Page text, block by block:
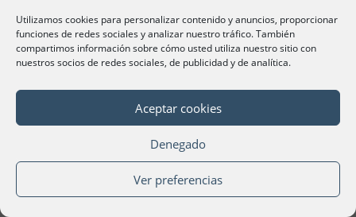
Utilizamos cookies para personalizar contenido y anuncios, proporcionar
funciones de redes sociales y analizar nuestro tráfico. También
compartimos información sobre cómo usted utiliza nuestro sitio con
nuestros socios de redes sociales, de publicidad y de analítica.
Aceptar cookies
Denegado
Ver preferencias
©Cámara Oficial de Comercio, Industria, Servicios y
Navegación de València 2020